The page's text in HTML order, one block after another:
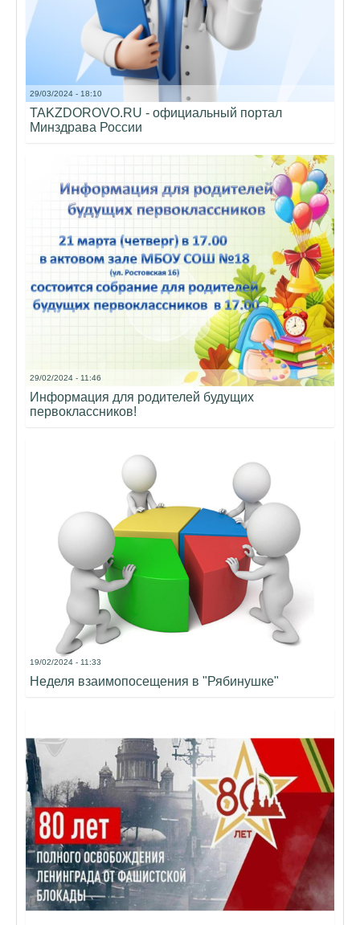
29/03/2024 - 18:10
TAKZDOROVO.RU - официальный портал
Минздрава России
29/02/2024 - 11:46
Информация для родителей будущих
первоклассников!
19/02/2024 - 11:33
Неделя взаимопосещения в "Рябинушке"